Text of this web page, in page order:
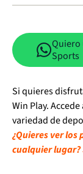
Quiero
Sports
Si quieres
Win Play.
variedad de
¿Quieres ver
cualquier lugar?